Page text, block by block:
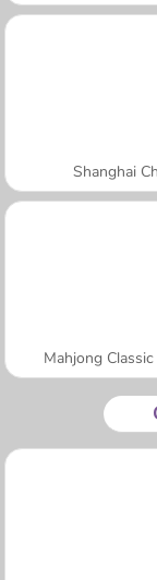
Shanghai
Mahjong